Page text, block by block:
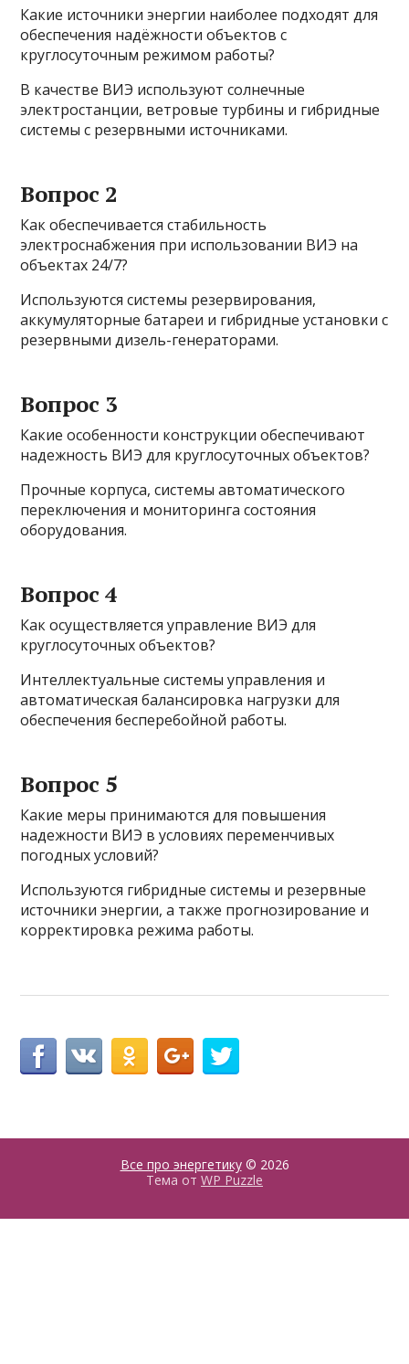
Какие источники энергии наиболее подходят для
обеспечения надёжности объектов с
круглосуточным режимом работы?
В качестве ВИЭ используют солнечные
электростанции, ветровые турбины и гибридные
системы с резервными источниками.
Вопрос 2
Как обеспечивается стабильность
электроснабжения при использовании ВИЭ на
объектах 24/7?
Используются системы резервирования,
аккумуляторные батареи и гибридные установки с
резервными дизель-генераторами.
Вопрос 3
Какие особенности конструкции обеспечивают
надежность ВИЭ для круглосуточных объектов?
Прочные корпуса, системы автоматического
переключения и мониторинга состояния
оборудования.
Вопрос 4
Как осуществляется управление ВИЭ для
круглосуточных объектов?
Интеллектуальные системы управления и
автоматическая балансировка нагрузки для
обеспечения бесперебойной работы.
Вопрос 5
Какие меры принимаются для повышения
надежности ВИЭ в условиях переменчивых
погодных условий?
Используются гибридные системы и резервные
источники энергии, а также прогнозирование и
корректировка режима работы.
Все про энергетику© 2026
Тема от WP Puzzle